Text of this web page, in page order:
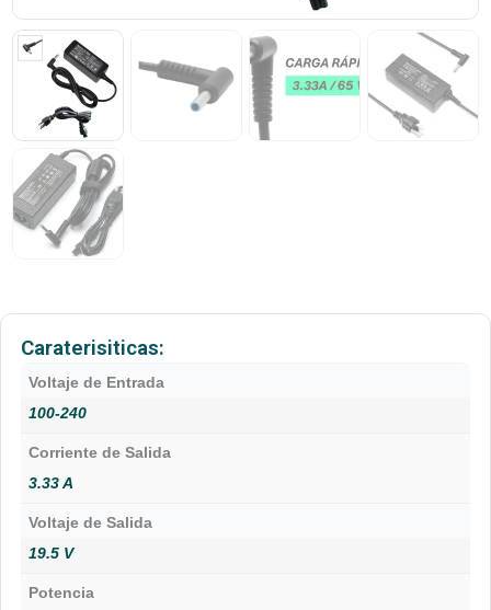
Caraterisiticas:
Voltaje de Entrada
100-240
Corriente de Salida
3.33 A
Voltaje de Salida
19.5 V
Potencia